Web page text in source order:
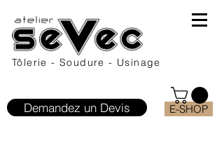
Tôlerie - Soudure - Usinage
E-SHOP
Demandez un Devis